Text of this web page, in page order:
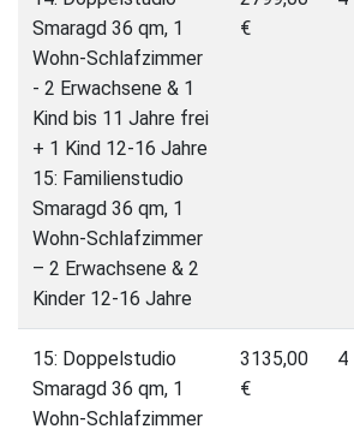
Smaragd 36 qm, 1
Wohn-Schlafzimmer
- 2 Erwachsene & 1
Kind bis 11 Jahre frei
+ 1 Kind 12-16 Jahre
15: Familienstudio
Smaragd 36 qm, 1
Wohn-Schlafzimmer
– 2 Erwachsene & 2
Kinder 12-16 Jahre
€
15: Doppelstudio
Smaragd 36 qm, 1
Wohn-Schlafzimmer
3135,00
€
4